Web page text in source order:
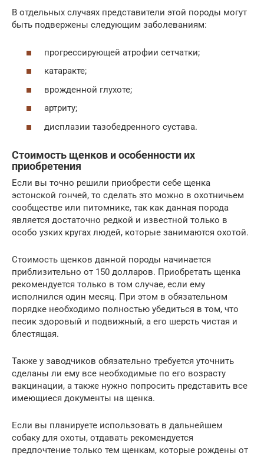
В отдельных случаях представители этой породы могут
быть подвержены следующим заболеваниям:
прогрессирующей атрофии сетчатки;
катаракте;
врожденной глухоте;
артриту;
дисплазии тазобедренного сустава.
Стоимость щенков и особенности их
приобретения
Если вы точно решили приобрести себе щенка
эстонской гончей, то сделать это можно в охотничьем
сообществе или питомнике, так как данная порода
является достаточно редкой и известной только в
особо узких кругах людей, которые занимаются охотой.
Стоимость щенков данной породы начинается
приблизительно от 150 долларов. Приобретать щенка
рекомендуется только в том случае, если ему
исполнился один месяц. При этом в обязательном
порядке необходимо полностью убедиться в том, что
песик здоровый и подвижный, а его шерсть чистая и
блестящая.
Также у заводчиков обязательно требуется уточнить
сделаны ли ему все необходимые по его возрасту
вакцинации, а также нужно попросить представить все
имеющиеся документы на щенка.
Если вы планируете использовать в дальнейшем
собаку для охоты, отдавать рекомендуется
предпочтение только тем щенкам, которые рождены от